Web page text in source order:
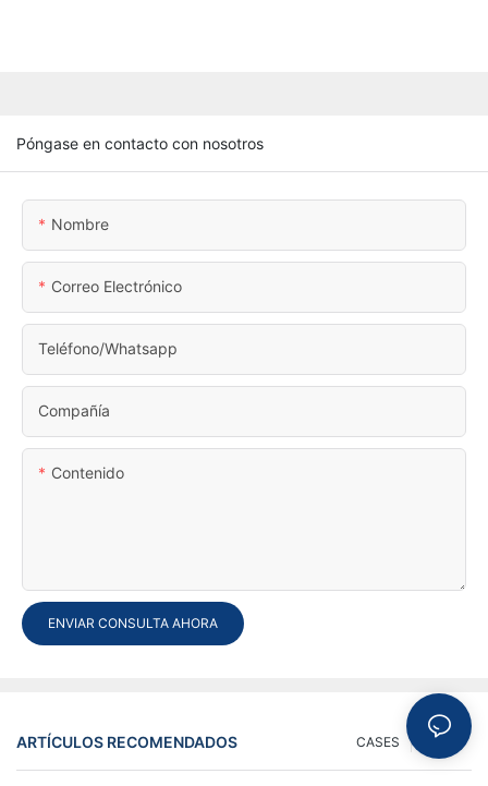
Póngase en contacto con nosotros
Nombre
Correo Electrónico
Teléfono/whatsapp
Compañía
Contenido
ENVIAR CONSULTA AHORA
ARTÍCULOS RECOMENDADOS NEWS
CASES